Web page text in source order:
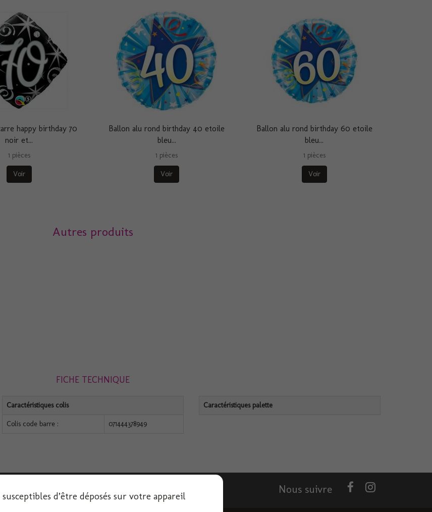
happy birthday 70
noir et...
1 pièces
Voir
Ballon alu rond birthday 40 etoile
bleu...
1 pièces
Voir
Ballon alu rond birthday 60 etoile
bleu...
1 pièces
Voir
Autres produits
FICHE TECHNIQUE
Caractéristiques colis
Colis code barre : 071444378949
Caractéristiques palette
Nous suivre
d’être déposés sur votre appareil